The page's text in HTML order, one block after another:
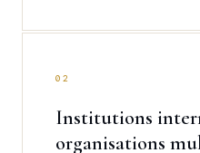
02
Institutions
organisations